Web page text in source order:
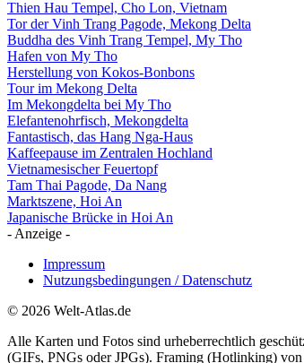
Thien Hau Tempel, Cho Lon, Vietnam
Tor der Vinh Trang Pagode, Mekong Delta
Buddha des Vinh Trang Tempel, My Tho
Hafen von My Tho
Herstellung von Kokos-Bonbons
Tour im Mekong Delta
Im Mekongdelta bei My Tho
Elefantenohrfisch, Mekongdelta
Fantastisch, das Hang Nga-Haus
Kaffeepause im Zentralen Hochland
Vietnamesischer Feuertopf
Tam Thai Pagode, Da Nang
Marktszene, Hoi An
Japanische Brücke in Hoi An
- Anzeige -
Impressum
Nutzungsbedingungen / Datenschutz
© 2026 Welt-Atlas.de
Alle Karten und Fotos sind urheberrechtlich
(GIFs, PNGs oder JPGs). Framing (Hotlinking)